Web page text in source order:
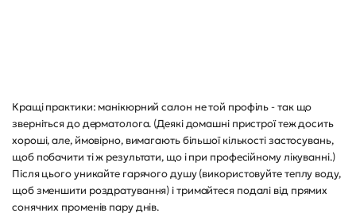
Кращі практики: манікюрний салон не той профіль - так що
зверніться до дерматолога. (Деякі домашні пристрої теж досить
хороші, але, ймовірно, вимагають більшої кількості застосувань,
щоб побачити ті ж результати, що і при професійному лікуванні.)
Після цього уникайте гарячого душу (використовуйте теплу воду,
щоб зменшити роздратування) і тримайтеся подалі від прямих
сонячних променів пару днів.